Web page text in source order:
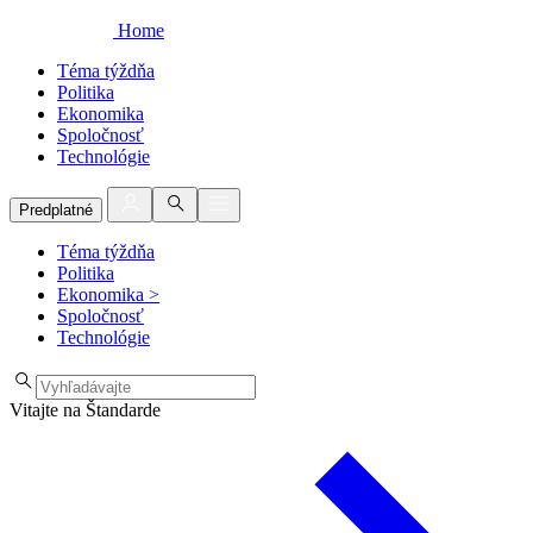
Home
Téma týždňa
Politika
Ekonomika
Spoločnosť
Technológie
Predplatné
Téma týždňa
Politika
Ekonomika >
Spoločnosť
Technológie
Vitajte na Štandarde